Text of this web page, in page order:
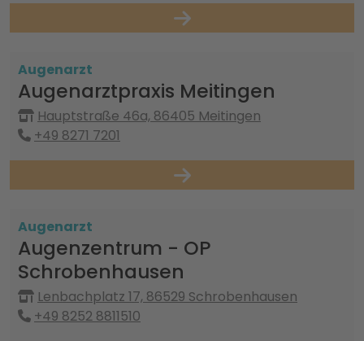
Augenarzt
Augenarztpraxis Meitingen
Hauptstraße 46a, 86405 Meitingen
+49 8271 7201
Augenarzt
Augenzentrum - OP
Schrobenhausen
Lenbachplatz 17, 86529 Schrobenhausen
+49 8252 8811510